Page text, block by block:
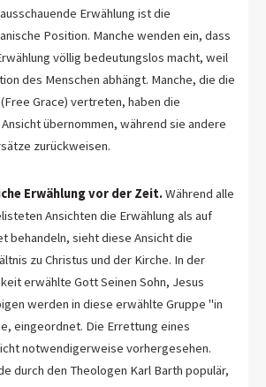
Erwählung ist die
Position. Manche wenden ein, dass
des Menschen abhängt. Manche, die die
Grace) vertreten, haben die
zurückweisen.
Erwählung vor der Zeit.Während alle
Ansichten die Erwählung als auf
sieht diese Ansicht die
zu Christus und der Kirche. In der
erwählte Gott Seinen Sohn, Jesus
werden in diese erwählte Gruppe "in
eingeordnet. Die Errettung eines
notwendigerweise vorhergesehen.
durch den Theologen Karl Barth populär,